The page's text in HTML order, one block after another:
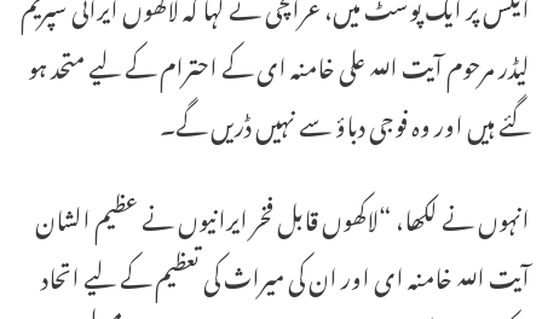
لیڈر مرحوم آیت اللہ علی خامنہ ای کے احترام کے لیے متحد ہو
گئے ہیں اور وہ فوجی دباؤ سے نہیں ڈریں گے۔
انہوں نے لکھا، “لاکھوں قابل فخر ایرانیوں نے عظیم الشان
آیت اللہ خامنہ ای اور ان کی میراث کی تعظیم کے لیے اتحاد